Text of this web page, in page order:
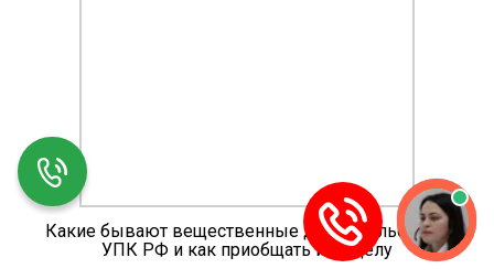
Какие бывают вещественные доказательства в
УПК РФ и как приобщать их к делу